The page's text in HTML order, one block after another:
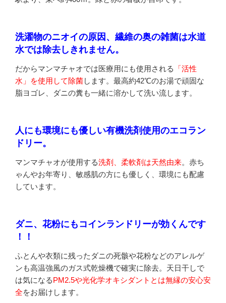
洗濯物のニオイの原因、繊維の奥の雑菌は水道
水では除去しきれません。
だからマンマチャオでは医療用にも使用される
「活性
水」を使用して除菌します。最高約42℃のお湯で頑固な
脂ヨゴレ、ダニの糞も一緒に溶かして洗い流します。
人にも環境にも優しい有機洗剤使用のエコラン
ドリー。
マンマチャオが使用する洗剤、柔軟剤は天然由来。赤ち
ゃんやお年寄り、敏感肌の方にも優しく、環境にも配慮
しています。
ダニ、花粉にもコインランドリーが効くんです
！！
ふとんや衣類に残ったダニの死骸や花粉などのアレルゲ
ンも高温強風のガス式乾燥機で確実に除去。天日干しで
は気になるPM2.5や光化学オキシダントとは無縁の安心安
全をお届けします。